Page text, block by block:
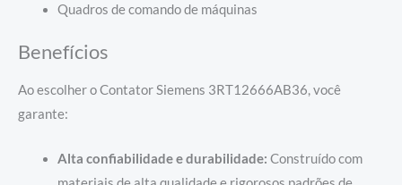
Quadros de comando de máquinas
Benefícios
Ao escolher o Contator Siemens 3RT12666AB36, você
garante:
Alta confiabilidade e durabilidade: Construído com